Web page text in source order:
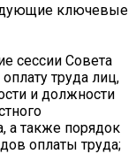
ключевые
сессии Совета
труда лиц,
и должности
а также порядок
оплаты труда;